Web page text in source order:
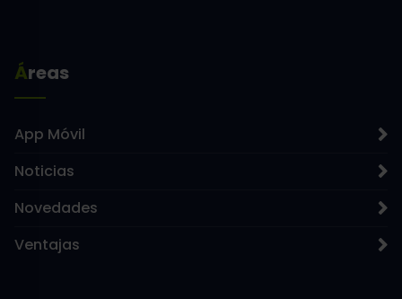
Áreas
App Móvil
Noticias
Novedades
Ventajas